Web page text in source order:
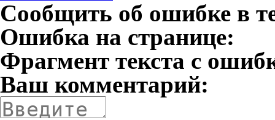
Сообщить об ошибке в
Ошибка на странице:
Фрагмент текста с
Ваш комментарий: